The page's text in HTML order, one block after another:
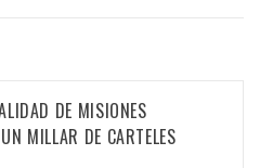
DE MISIONES
MILLAR DE CARTELES